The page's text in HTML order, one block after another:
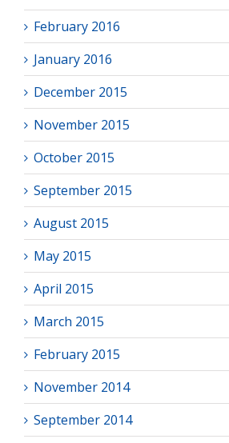
February 2016
January 2016
December 2015
November 2015
October 2015
September 2015
August 2015
May 2015
April 2015
March 2015
February 2015
November 2014
September 2014